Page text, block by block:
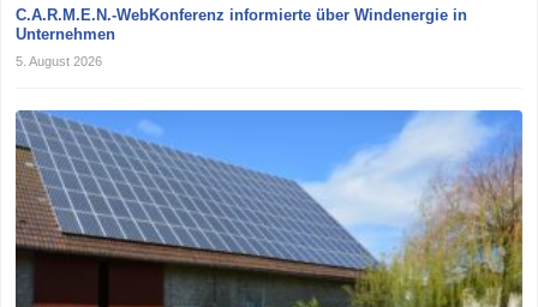
C.A.R.M.E.N.-WebKonferenz informierte über Windenergie in
Unternehmen
5. August 2026